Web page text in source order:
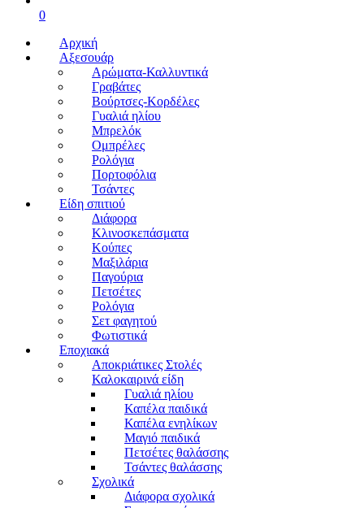
0
Αρχική
Αξεσουάρ
Αρώματα-Καλλυντικά
Γραβάτες
Βούρτσες-Κορδέλες
Γυαλιά ηλίου
Μπρελόκ
Ομπρέλες
Ρολόγια
Πορτοφόλια
Τσάντες
Είδη σπιτιού
Διάφορα
Κλινοσκεπάσματα
Κούπες
Μαξιλάρια
Παγούρια
Πετσέτες
Ρολόγια
Σετ φαγητού
Φωτιστικά
Εποχιακά
Αποκριάτικες Στολές
Καλοκαιρινά είδη
Γυαλιά ηλίου
Καπέλα παιδικά
Καπέλα ενηλίκων
Μαγιό παιδικά
Πετσέτες θαλάσσης
Τσάντες θαλάσσης
Σχολικά
Διάφορα σχολικά